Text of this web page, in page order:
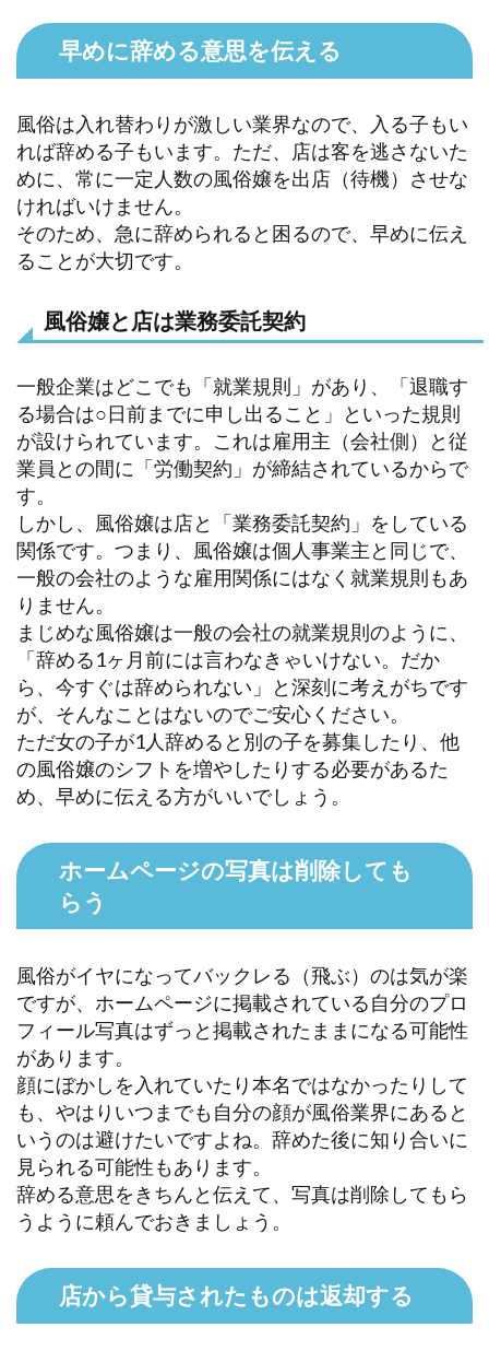
早めに辞める意思を伝える
風俗は入れ替わりが激しい業界なので、入る子もい
れば辞める子もいます。ただ、店は客を逃さないた
めに、常に一定人数の風俗嬢を出店（待機）させな
ければいけません。
そのため、急に辞められると困るので、早めに伝え
ることが大切です。
風俗嬢と店は業務委託契約
一般企業はどこでも「就業規則」があり、「退職す
る場合は○日前までに申し出ること」といった規則
が設けられています。これは雇用主（会社側）と従
業員との間に「労働契約」が締結されているからで
す。
しかし、風俗嬢は店と「業務委託契約」をしている
関係です。つまり、風俗嬢は個人事業主と同じで、
一般の会社のような雇用関係にはなく就業規則もあ
りません。
まじめな風俗嬢は一般の会社の就業規則のように、
「辞める1ヶ月前には言わなきゃいけない。だか
ら、今すぐは辞められない」と深刻に考えがちです
が、そんなことはないのでご安心ください。
ただ女の子が1人辞めると別の子を募集したり、他
の風俗嬢のシフトを増やしたりする必要があるた
め、早めに伝える方がいいでしょう。
ホームページの写真は削除しても
らう
風俗がイヤになってバックレる（飛ぶ）のは気が楽
ですが、ホームページに掲載されている自分のプロ
フィール写真はずっと掲載されたままになる可能性
があります。
顔にぼかしを入れていたり本名ではなかったりして
も、やはりいつまでも自分の顔が風俗業界にあると
いうのは避けたいですよね。辞めた後に知り合いに
見られる可能性もあります。
辞める意思をきちんと伝えて、写真は削除してもら
うように頼んでおきましょう。
店から貸与されたものは返却する